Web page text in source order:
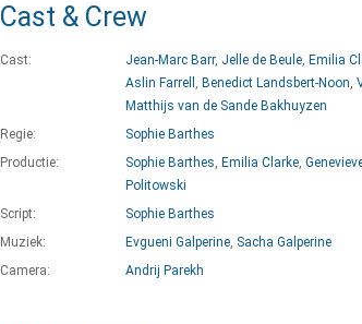
Cast & Crew
Cast: Jean-Marc Barr, Jelle de Beule, Emilia
Aslin Farrell , Benedict Landsbert-Noon,
Matthijs van de Sande Bakhuyzen
Regie:
Sophie Barthes
Productie:
Sophie Barthes, Emilia Clarke,
Politowski
Script:
Sophie Barthes
Muziek:
Evgueni Galperine, Sacha Galperine
Camera:
Andrij Parekh